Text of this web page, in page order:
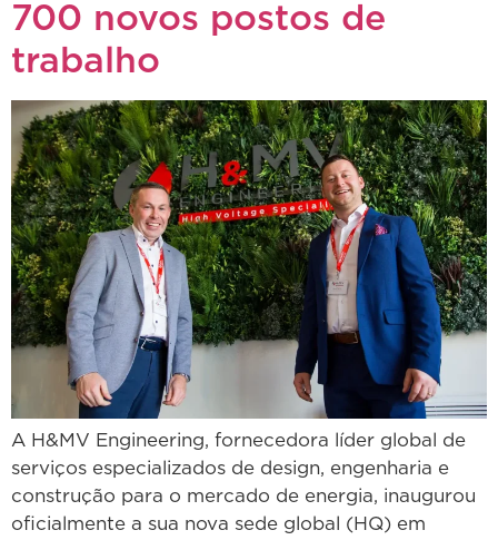
700 novos postos de
trabalho
A H&MV Engineering, fornecedora líder global de
serviços especializados de design, engenharia e
construção para o mercado de energia, inaugurou
oficialmente a sua nova sede global (HQ) em